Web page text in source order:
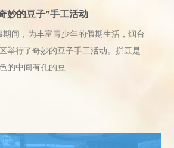
济南市博物馆藏竹刻艺术展》
，让收藏在博物馆里的文物活起来，
色鲜明、简便易行、受众广泛、规模
韵天工&mdash;&mdash;济南市...